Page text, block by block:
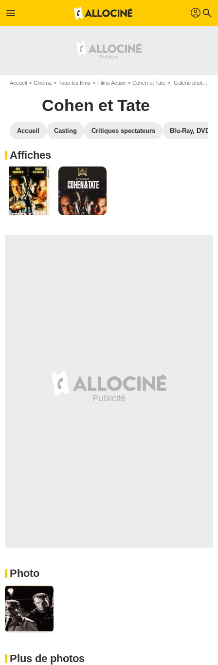
menu profil search
Accueil Cinéma Tous les films Films Action Cohen et Tate Galerie photos du film Cohen et Tate
Cohen et Tate
Accueil Casting Critiques spectateurs Blu-Ray, DVD
Affiches
Photo
Plus de photos